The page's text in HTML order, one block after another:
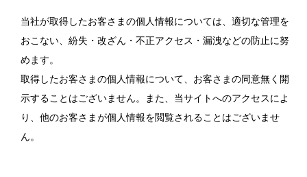
当社が取得したお客さまの個人情報については、適切な管理を
おこない、紛失・改ざん・不正アクセス・漏洩などの防止に努
めます。
取得したお客さまの個人情報について、お客さまの同意無く開
示することはございません。また、当サイトへのアクセスによ
り、他のお客さまが個人情報を閲覧されることはございませ
ん。